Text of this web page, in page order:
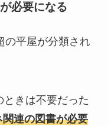
必要になる
の平屋が分類され
きは不要だった
連の図書が必要